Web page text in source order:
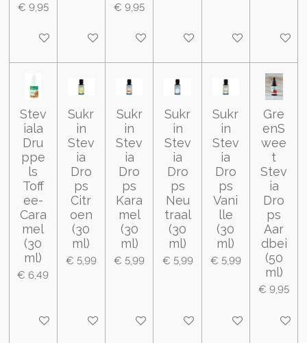
€ 9,95
In winkelwagenIn winkelwagen
€ 9,95
In winkelwagenIn winkelwagenIn winkelwagen
In
Stev
iala
Dru
ppe
ls
Toff
ee-
Cara
mel
(30
ml)
€ 6,49
In winkelwagen
Sukr
in
Stev
ia
Dro
ps
Citr
oen
(30
ml)
€ 5,99
In winkelwagen
Sukr
in
Stev
ia
Dro
ps
Kara
mel
(30
ml)
€ 5,99
In winkelwagen
Sukr
in
Stev
ia
Dro
ps
Neu
traal
(30
ml)
€ 5,99
In winkelwagen
Sukr
in
Stev
ia
Dro
ps
Vani
lle
(30
ml)
€ 5,99
In winkelwagen
Gre
enS
wee
t
Stev
ia
Dro
ps
Aar
dbei
(50
ml)
€ 9,95
In